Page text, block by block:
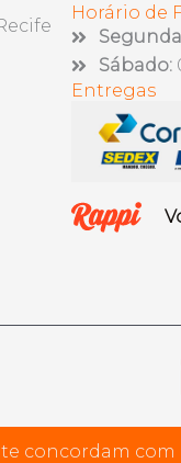
Horário de
Sábado:
Entregas
concordam com